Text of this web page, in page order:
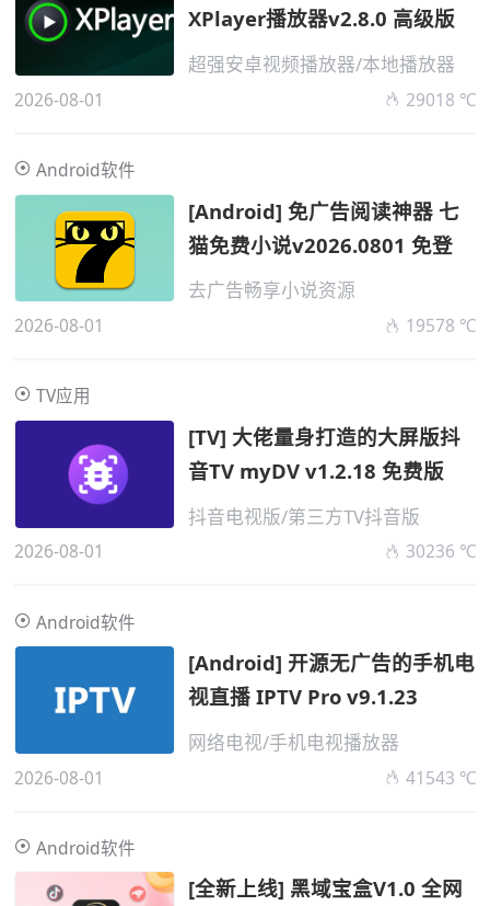
XPlayer播放器v2.8.0 高级版
超强安卓视频播放器/本地播放器
2026-08-01 29018 ℃
Android软件
[Android] 免广告阅读神器 七
猫免费小说v2026.0801 免登
去广告畅享小说资源
2026-08-01 19578 ℃
TV应用
[TV] 大佬量身打造的大屏版抖
音TV myDV v1.2.18 免费版
抖音电视版/第三方TV抖音版
2026-08-01 30236 ℃
Android软件
[Android] 开源无广告的手机电
视直播 IPTV Pro v9.1.23
网络电视/手机电视播放器
2026-08-01 41543 ℃
Android软件
[全新上线] 黑域宝盒V1.0 全网